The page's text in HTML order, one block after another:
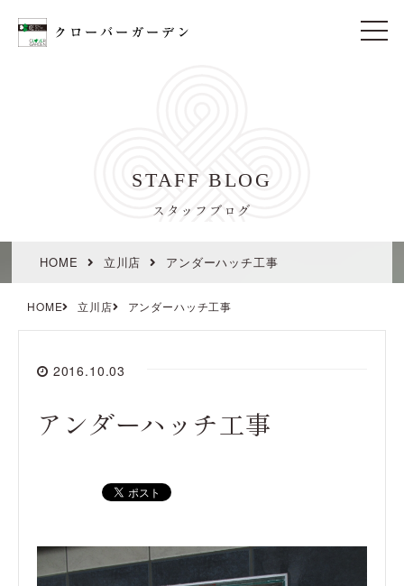
t
STAFF BLOG
スタッフブログ
HOME 立川店 アンダーハッチ工事
HOME 立川店 アンダーハッチ工事
2016.10.03
アンダーハッチ工事